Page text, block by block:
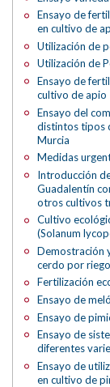
Ensayo de
en cultivo de
Utilización de
Utilización de
Ensayo de
cultivo de apio
Ensayo del
distintos tipos
Murcia
Medidas
Introducción
Guadalentín
otros cultivos
Cultivo
(Solanum
Demostración
cerdo por
Fertilización
Ensayo de
Ensayo de
Ensayo de
diferentes
Ensayo de
en cultivo de